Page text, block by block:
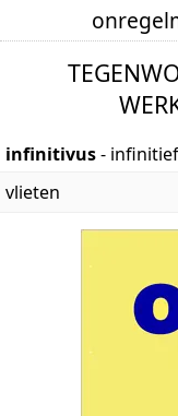
infinitivus- infinitief
vlieten